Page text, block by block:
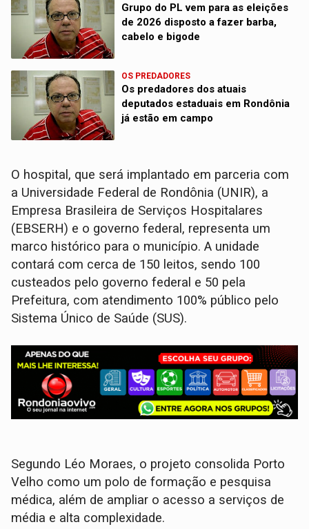
Grupo do PL vem para as eleições
de 2026 disposto a fazer barba,
cabelo e bigode
OS PREDADORES
Os predadores dos atuais
deputados estaduais em Rondônia
já estão em campo
O hospital, que será implantado em parceria com
a Universidade Federal de Rondônia (UNIR), a
Empresa Brasileira de Serviços Hospitalares
(EBSERH) e o governo federal, representa um
marco histórico para o município. A unidade
contará com cerca de 150 leitos, sendo 100
custeados pelo governo federal e 50 pela
Prefeitura, com atendimento 100% público pelo
Sistema Único de Saúde (SUS).
Segundo Léo Moraes, o projeto consolida Porto
Velho como um polo de formação e pesquisa
médica, além de ampliar o acesso a serviços de
média e alta complexidade.